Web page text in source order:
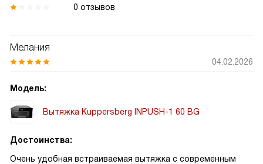
0 отзывов
Мелания
04.02.2026
Модель:
Вытяжка Kuppersberg INPUSH-1 60 BG
Достоинства:
Очень удобная встраиваемая вытяжка с современным